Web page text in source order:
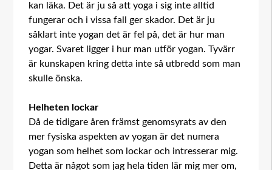
kan läka. Det är ju så att yoga i sig inte alltid
fungerar och i vissa fall ger skador. Det är ju
såklart inte yogan det är fel på, det är hur man
yogar. Svaret ligger i hur man utför yogan. Tyvärr
är kunskapen kring detta inte så utbredd som man
skulle önska.
Helheten lockar
Då de tidigare åren främst genomsyrats av den
mer fysiska aspekten av yogan är det numera
yogan som helhet som lockar och intresserar mig.
Detta är något som jag hela tiden lär mig mer om,